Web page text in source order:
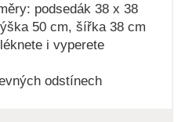
podsedák 38 x 38
50 cm, šířka 38 cm
i vyperete
odstínech